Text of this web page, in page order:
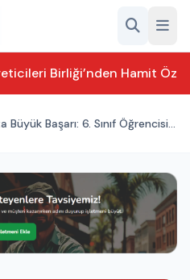
Birliği’nden Hamit
Büyük Başarı: 6. Sınıf Öğrencisi